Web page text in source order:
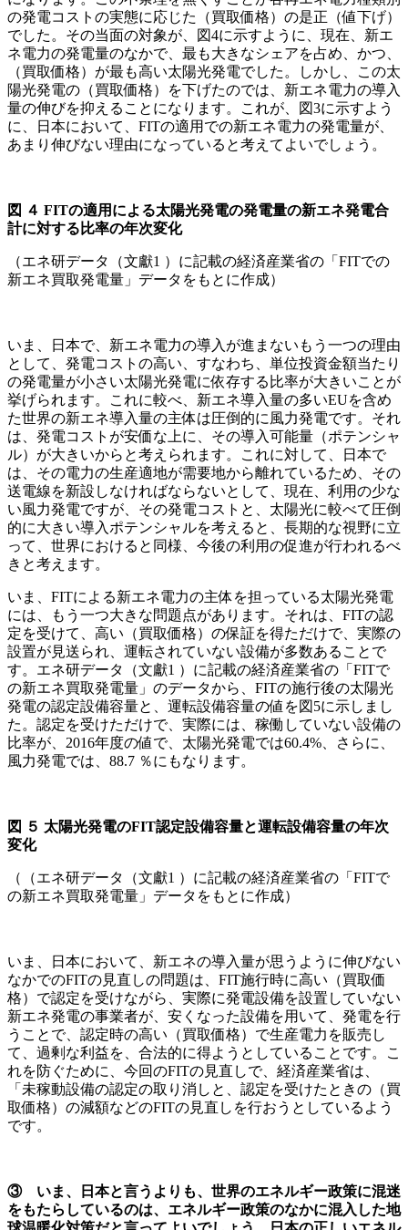
の発電コストの実態に応じた（買取価格）の是正（値下げ）
でした。その当面の対象が、図4に示すように、現在、新エ
ネ電力の発電量のなかで、最も大きなシェアを占め、かつ、
（買取価格）が最も高い太陽光発電でした。しかし、この太
陽光発電の（買取価格）を下げたのでは、新エネ電力の導入
量の伸びを抑えることになります。これが、図3に示すよう
に、日本において、FITの適用での新エネ電力の発電量が、
あまり伸びない理由になっていると考えてよいでしょう。
図 ４ FITの適用による太陽光発電の発電量の新エネ発電合
計に対する比率の年次変化
（エネ研データ（文獻1 ）に記載の経済産業省の「FITでの
新エネ買取発電量」データをもとに作成）
いま、日本で、新エネ電力の導入が進まないもう一つの理由
として、発電コストの高い、すなわち、単位投資金額当たり
の発電量が小さい太陽光発電に依存する比率が大きいことが
挙げられます。これに較べ、新エネ導入量の多いEUを含め
た世界の新エネ導入量の主体は圧倒的に風力発電です。それ
は、発電コストが安価な上に、その導入可能量（ポテンシャ
ル）が大きいからと考えられます。これに対して、日本で
は、その電力の生産適地が需要地から離れているため、その
送電線を新設しなければならないとして、現在、利用の少な
い風力発電ですが、その発電コストと、太陽光に較べて圧倒
的に大きい導入ポテンシャルを考えると、長期的な視野に立
って、世界におけると同様、今後の利用の促進が行われるべ
きと考えます。
いま、FITによる新エネ電力の主体を担っている太陽光発電
には、もう一つ大きな問題点があります。それは、FITの認
定を受けて、高い（買取価格）の保証を得ただけで、実際の
設置が見送られ、運転されていない設備が多数あることで
す。エネ研データ（文獻1 ）に記載の経済産業省の「FITで
の新エネ買取発電量」のデータから、FITの施行後の太陽光
発電の認定設備容量と、運転設備容量の値を図5に示しまし
た。認定を受けただけで、実際には、稼働していない設備の
比率が、2016年度の値で、太陽光発電では60.4%、さらに、
風力発電では、88.7 ％にもなります。
図 ５ 太陽光発電のFIT認定設備容量と運転設備容量の年次
変化
（（エネ研データ（文獻1 ）に記載の経済産業省の「FITで
の新エネ買取発電量」データをもとに作成）
いま、日本において、新エネの導入量が思うように伸びない
なかでのFITの見直しの問題は、FIT施行時に高い（買取価
格）で認定を受けながら、実際に発電設備を設置していない
新エネ発電の事業者が、安くなった設備を用いて、発電を行
うことで、認定時の高い（買取価格）で生産電力を販売し
て、過剰な利益を、合法的に得ようとしていることです。こ
れを防ぐために、今回のFITの見直しで、経済産業省は、
「未稼動設備の認定の取り消しと、認定を受けたときの（買
取価格）の減額などのFITの見直しを行おうとしているよう
です。
③ いま、日本と言うよりも、世界のエネルギー政策に混迷
をもたらしているのは、エネルギー政策のなかに混入した地